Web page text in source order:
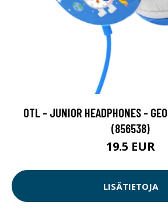
OTL - JUNIOR HEADPHONES -
(856538)
19.5 EUR
LISÄTIETOJA